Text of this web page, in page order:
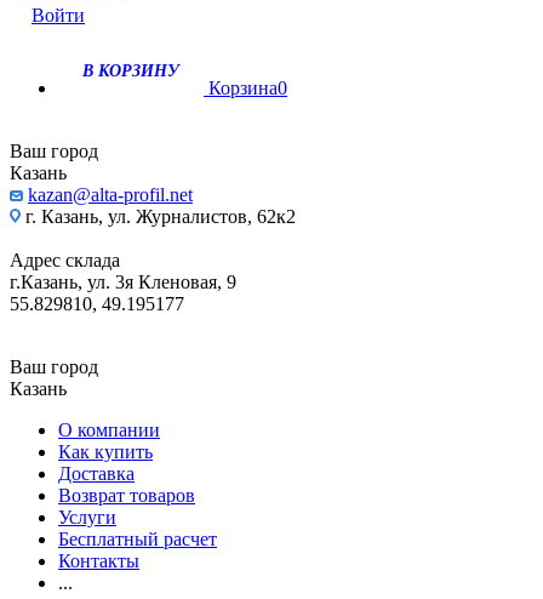
Войти
В КОРЗИНУ
Корзина0
Ваш город
Казань
kazan@alta-profil.net
г. Казань, ул. Журналистов, 62к2
Адрес склада
г.Казань, ул. 3я Кленовая, 9
55.829810, 49.195177
Ваш город
Казань
О компании
Как купить
Доставка
Возврат товаров
Услуги
Бесплатный расчет
Контакты
...